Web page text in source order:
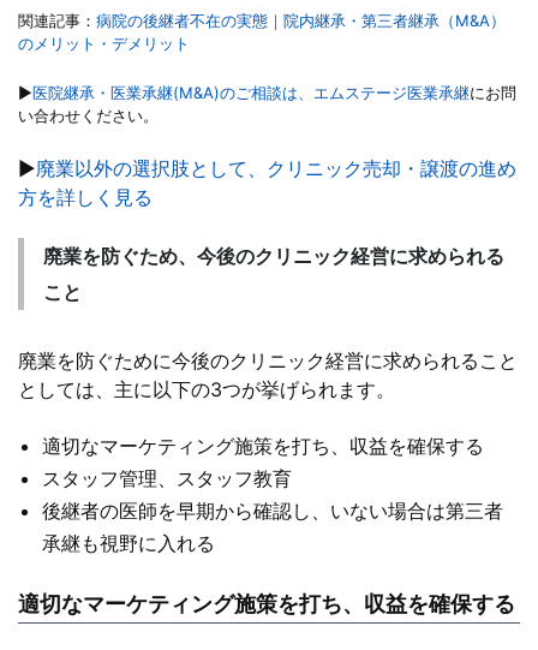
関連記事： 病院の後継者不在の実態｜院内継承・第三者継承（M&A）
のメリット・デメリット
▶医院継承・医業承継(M&A)のご相談は、エムステージ医業承継にお問
い合わせください。
▶廃業以外の選択肢として、クリニック売却・譲渡の進め
方を詳しく見る
廃業を防ぐため、今後のクリニック経営に求められる
こと
廃業を防ぐために今後のクリニック経営に求められること
としては、主に以下の3つが挙げられます。
適切なマーケティング施策を打ち、収益を確保する
スタッフ管理、スタッフ教育
後継者の医師を早期から確認し、いない場合は第三者
承継も視野に入れる
適切なマーケティング施策を打ち、収益を確保する